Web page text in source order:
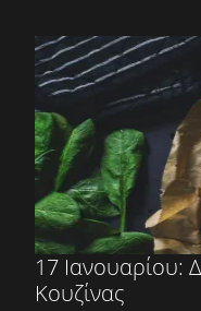
17 Ιανουαρίου:
Κουζίνας